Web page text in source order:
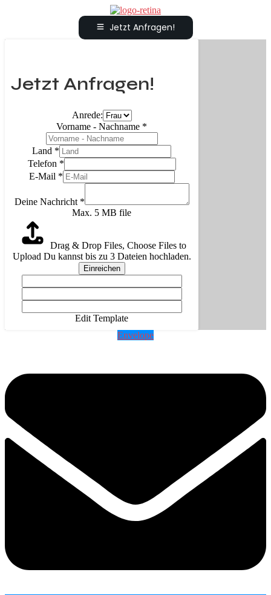
Jetzt Anfragen!
Jetzt Anfragen!
Anrede:
Vorname - Nachname *
Land *
Telefon *
E-Mail *
Deine Nachricht *
Max. 5 MB file
Drag & Drop Files, Choose Files to
Upload Du kannst bis zu 3 Dateien hochladen.
Einreichen
Edit Template
Envelope